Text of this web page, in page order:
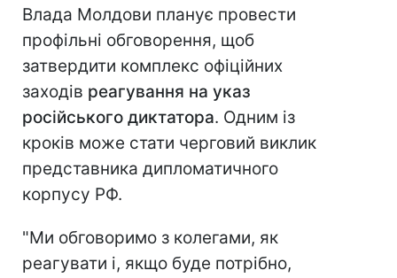
Влада Молдови планує провести
профільні обговорення, щоб
затвердити комплекс офіційних
заходів реагування на указ
російського диктатора. Одним із
кроків може стати черговий виклик
представника дипломатичного
корпусу РФ.
"Ми обговоримо з колегами, як
реагувати і, якщо буде потрібно,